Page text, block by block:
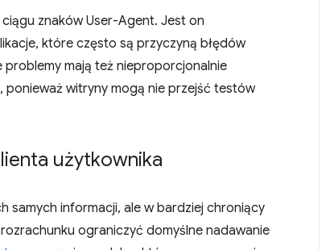
znaków User-Agent. Jest on
które często są przyczyną błędów
mają też nieproporcjonalnie
ponieważ witryny mogą nie przejść testów
użytkownika
samych informacji, ale w bardziej chroniący
ograniczyć domyślne nadawanie